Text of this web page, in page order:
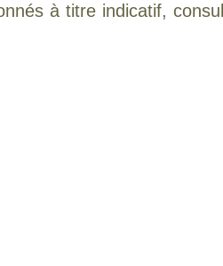
à titre indicatif,